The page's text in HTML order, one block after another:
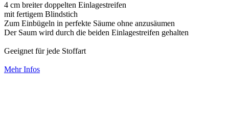
4 cm breiter doppelten Einlagestreifen
mit fertigem Blindstich
Zum Einbügeln in perfekte Säume ohne anzusäumen
Der Saum wird durch die beiden Einlagestreifen gehalten
Geeignet für jede Stoffart
Mehr Infos